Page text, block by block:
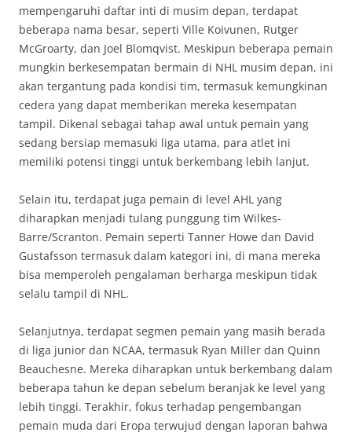
mempengaruhi daftar inti di musim depan, terdapat
beberapa nama besar, seperti Ville Koivunen, Rutger
McGroarty, dan Joel Blomqvist. Meskipun beberapa pemain
mungkin berkesempatan bermain di NHL musim depan, ini
akan tergantung pada kondisi tim, termasuk kemungkinan
cedera yang dapat memberikan mereka kesempatan
tampil. Dikenal sebagai tahap awal untuk pemain yang
sedang bersiap memasuki liga utama, para atlet ini
memiliki potensi tinggi untuk berkembang lebih lanjut.
Selain itu, terdapat juga pemain di level AHL yang
diharapkan menjadi tulang punggung tim Wilkes-
Barre/Scranton. Pemain seperti Tanner Howe dan David
Gustafsson termasuk dalam kategori ini, di mana mereka
bisa memperoleh pengalaman berharga meskipun tidak
selalu tampil di NHL.
Selanjutnya, terdapat segmen pemain yang masih berada
di liga junior dan NCAA, termasuk Ryan Miller dan Quinn
Beauchesne. Mereka diharapkan untuk berkembang dalam
beberapa tahun ke depan sebelum beranjak ke level yang
lebih tinggi. Terakhir, fokus terhadap pengembangan
pemain muda dari Eropa terwujud dengan laporan bahwa